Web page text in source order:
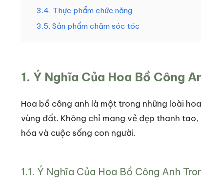
3.4. Thực phẩm chức năng
3.5. Sản phẩm chăm sóc tóc
1. Ý Nghĩa Của Hoa Bồ Công
Hoa bồ công anh là một trong những loài
vùng đất. Không chỉ mang vẻ đẹp thanh
hóa và cuộc sống con người.
1.1. Ý Nghĩa Của Hoa Bồ Công Anh